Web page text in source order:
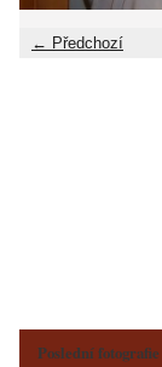
← Předchozí
Poslední fotografie